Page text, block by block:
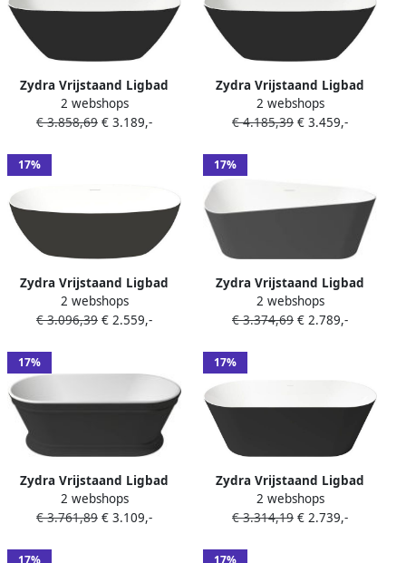
Zydra Vrijstaand Ligbad
Arenal 150x72 cm Negro
2 webshops
€ 3.858,69 € 3.189,-
Zydra Vrijstaand Ligbad
Arenal 170x72 cm Negro
2 webshops
€ 4.185,39 € 3.459,-
17%
Zydra Vrijstaand Ligbad
Como 170x80 cm BR Negro
2 webshops
€ 3.096,39 € 2.559,-
17%
Zydra Vrijstaand Ligbad
Sottovento 170x80 cm
Negro
2 webshops
€ 3.374,69 € 2.789,-
17%
Zydra Vrijstaand Ligbad
Heritage 170x80 cm Negro
2 webshops
€ 3.761,89 € 3.109,-
17%
Zydra Vrijstaand Ligbad
Leman 80x180 cm Negro
2 webshops
€ 3.314,19 € 2.739,-